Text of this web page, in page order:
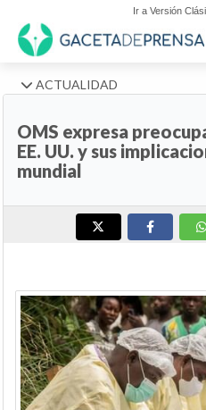
Ir a Versión
ACTUALIDAD
OMS expresa
EE. UU. y sus
mundial